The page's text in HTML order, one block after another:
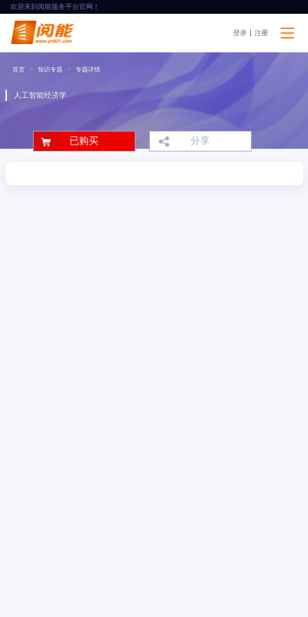
欢迎来到阅能服务平台官网！
登录 注册
首页 知识专题 专题详情
人工智能经济学
已购买 分享